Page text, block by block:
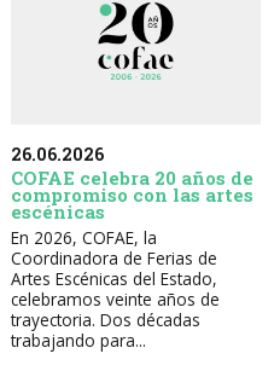
26.06.2026
COFAE celebra 20 años de
compromiso con las artes
escénicas
En 2026, COFAE, la
Coordinadora de Ferias de
Artes Escénicas del Estado,
celebramos veinte años de
trayectoria. Dos décadas
trabajando para...